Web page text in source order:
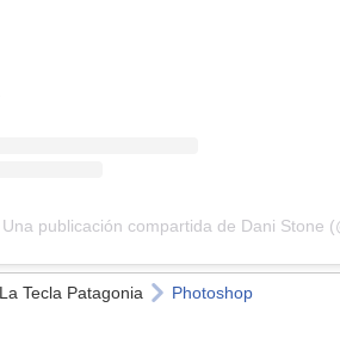
Una publicación compartida de Dani Stone
La Tecla Patagonia Photoshop